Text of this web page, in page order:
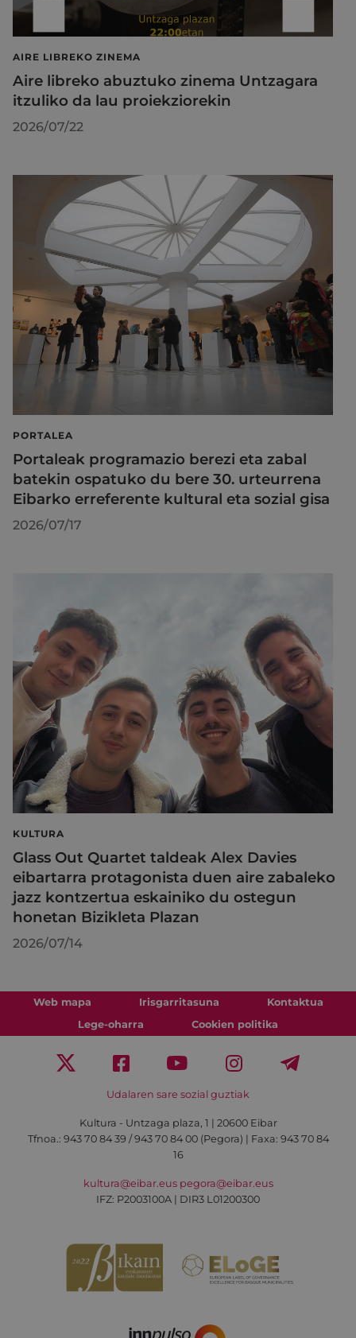
AIRE LIBREKO ZINEMA
Aire libreko abuztuko zinema Untzagara
itzuliko da lau proiekziorekin
2026/07/22
PORTALEA
Portaleak programazio berezi eta zabal
batekin ospatuko du bere 30. urteurrena
Eibarko erreferente kultural eta sozial gisa
2026/07/17
KULTURA
Glass Out Quartet taldeak Alex Davies
eibartarra protagonista duen aire zabaleko
jazz kontzertua eskainiko du ostegun
honetan Bizikleta Plazan
2026/07/14
Web mapa Irisgarritasuna
Kontaktua
Lege-oharra
Cookien politika
Udalaren sare sozial guztiak
Kultura - Untzaga plaza, 1 | 20600 Eibar
Tfnoa.: 943 70 84 39 / 943 70 84 00 (Pegora) | Faxa: 943 70 84
16
kultura@eibar.eus pegora@eibar.eus
IFZ: P2003100A | DIR3 L01200300